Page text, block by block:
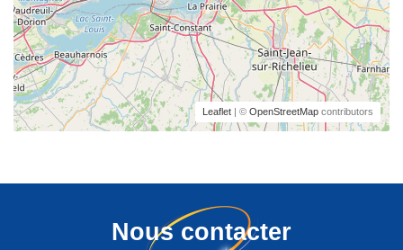
Leaflet | © OpenStreetMap contributors
Nous contacter